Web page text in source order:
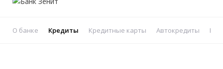
О банке Кредиты Кредитные карты Автокредиты